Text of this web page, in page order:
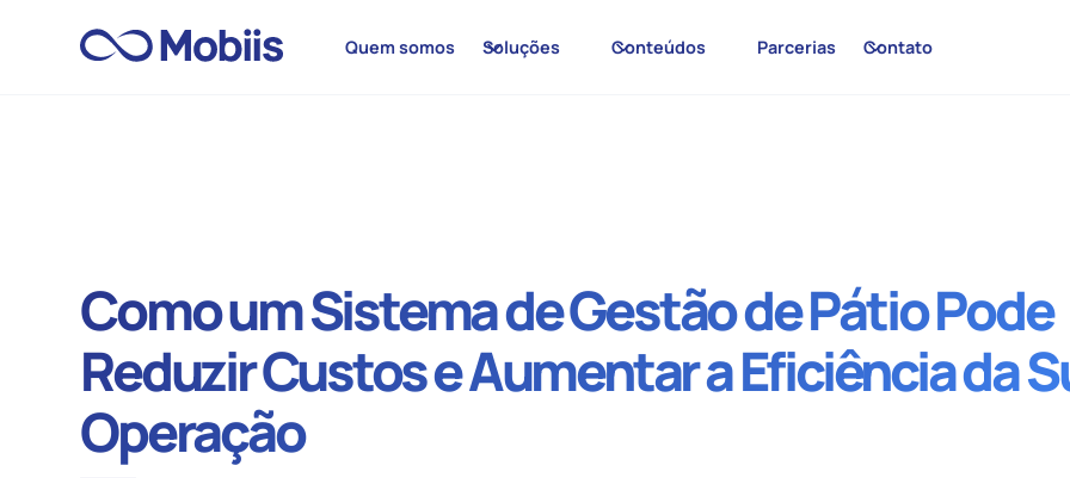
Quem somos Soluções Conteúdos Parcerias Contato
Como um Sistema de Gestão de Pátio Pode
Reduzir Custos e Aumentar a Eficiência da
Operação